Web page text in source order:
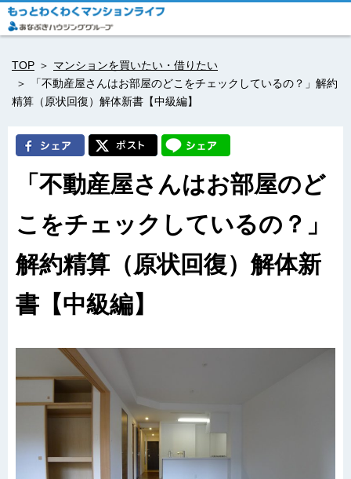
TOP
マンションを買いたい・借りたい
「不動産屋さんはお部屋のどこをチェックしているの？」解約
精算（原状回復）解体新書【中級編】
「不動産屋さんはお部屋のど
こをチェックしているの？」
解約精算（原状回復）解体新
書【中級編】